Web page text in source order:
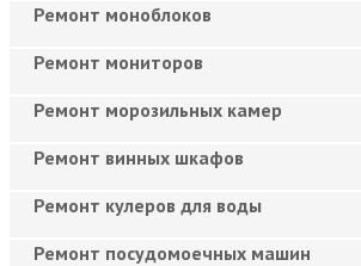
Ремонт моноблоков
Ремонт мониторов
Ремонт морозильных камер
Ремонт винных шкафов
Ремонт кулеров для воды
Ремонт посудомоечных машин